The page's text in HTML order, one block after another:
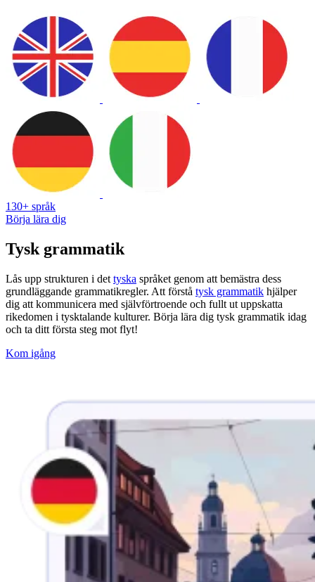
130+ språk
Börja lära dig
Tysk grammatik
Lås upp strukturen i det tyska språket genom att bemästra dess
grundläggande grammatikregler. Att förstå tysk grammatik hjälper
dig att kommunicera med självförtroende och fullt ut uppskatta
rikedomen i tysktalande kulturer. Börja lära dig tysk grammatik idag
och ta ditt första steg mot flyt!
Kom igång